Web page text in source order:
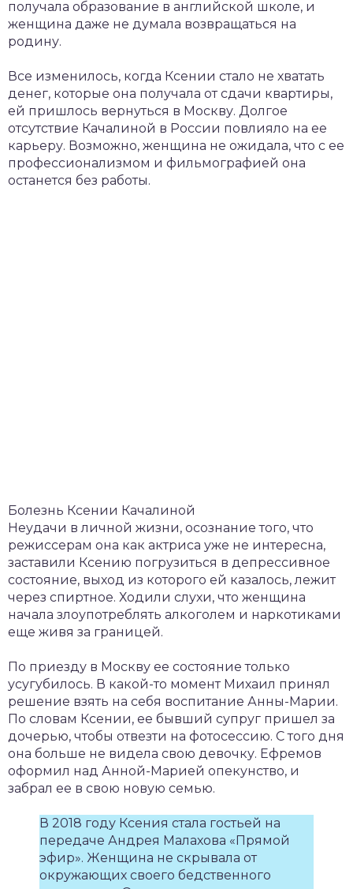
получала образование в английской школе, и
женщина даже не думала возвращаться на
родину.
Все изменилось, когда Ксении стало не хватать
денег, которые она получала от сдачи квартиры,
ей пришлось вернуться в Москву. Долгое
отсутствие Качалиной в России повлияло на ее
карьеру. Возможно, женщина не ожидала, что с ее
профессионализмом и фильмографией она
останется без работы.
Болезнь Ксении Качалиной
Неудачи в личной жизни, осознание того, что
режиссерам она как актриса уже не интересна,
заставили Ксению погрузиться в депрессивное
состояние, выход из которого ей казалось, лежит
через спиртное. Ходили слухи, что женщина
начала злоупотреблять алкоголем и наркотиками
еще живя за границей.
По приезду в Москву ее состояние только
усугубилось. В какой-то момент Михаил принял
решение взять на себя воспитание Анны-Марии.
По словам Ксении, ее бывший супруг пришел за
дочерью, чтобы отвезти на фотосессию. С того дня
она больше не видела свою девочку. Ефремов
оформил над Анной-Марией опекунство, и
забрал ее в свою новую семью.
В 2018 году Ксения стала гостьей на
передаче Андрея Малахова «Прямой
эфир». Женщина не скрывала от
окружающих своего бедственного